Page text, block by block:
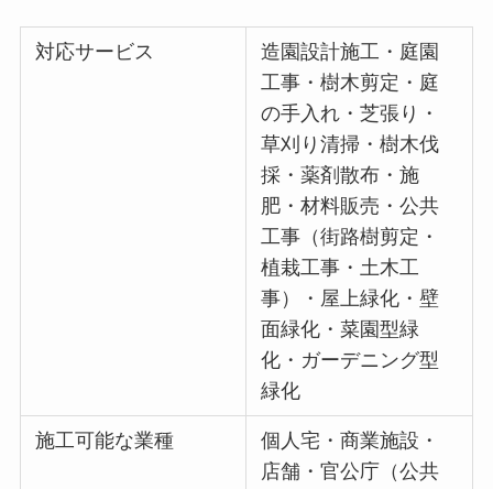
対応サービス
造園設計施工・庭園
工事・樹木剪定・庭
の手入れ・芝張り・
草刈り清掃・樹木伐
採・薬剤散布・施
肥・材料販売・公共
工事（街路樹剪定・
植栽工事・土木工
事）・屋上緑化・壁
面緑化・菜園型緑
化・ガーデニング型
緑化
施工可能な業種
個人宅・商業施設・
店舗・官公庁（公共